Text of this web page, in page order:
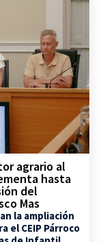
agrario al
hasta
del
Mas
la ampliación
el CEIP Párroco